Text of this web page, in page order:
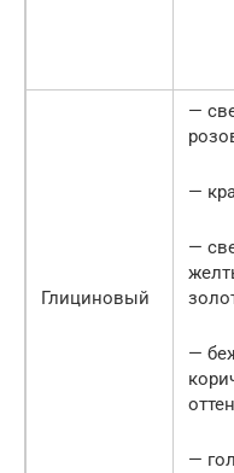
Глициновый
—
—
—
—
—